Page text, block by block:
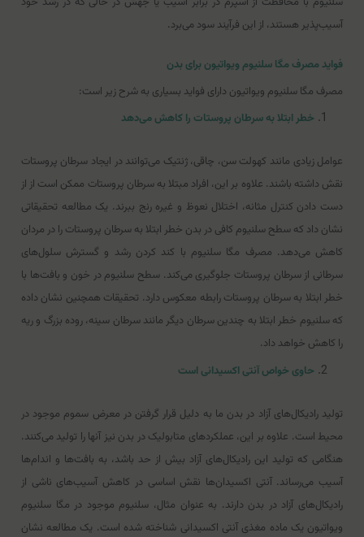
آسیب‌پذیر هستند، از این فرآیند سود می‌برد.
فواید مصرف مگا سلنیوم ویواتیون برای بدن
مصرف مگا سلنیوم ویواتیون دارای فواید بسیاری به شرح زیر است:
خطر ابتلا به سرطان پروستات را کاهش می‌دهد
عوامل زیادی مانند کهولت سن، چاقی، ژنتیک می‌توانند در ایجاد سرطان پروستات
نقش داشته باشند. علاوه بر این، افراد مبتلا به سرطان پروستات ممکن است از از
دست دادن کنترل مثانه، اختلال نعوظ و غیره رنج ببرند. یک مطالعه تحقیقاتی
نشان داد که سطح سلنیوم کافی در بدن خطر ابتلا به سرطان پروستات را در مردان
کاهش می‌دهد. مصرف مگا سلنیوم با کند کردن رشد و گسترش سلول‌های
سرطانی از سرطان پروستات جلوگیری می‌کند. سطح سلنیوم در خون و بافت‌ها با
خطر ابتلا به سرطان پروستات رابطه معکوس دارد. تحقیقات همچنین نشان داده
که سلنیوم خطر ابتلا به چندین سرطان دیگر مانند سرطان سینه، روده بزرگ و ریه
را کاهش خواهد داد.
حاوی خواص آنتی اکسیدانی است
تولید رادیکال‌های آزاد در بدن ما به دلیل قرار گرفتن در معرض سموم موجود در
محیط است. علاوه بر این، عملکردهای متابولیک در بدن نیز آنها را تولید می‌کنند.
هنگامی که تولید این رادیکال‌های آزاد بیش از حد باشد، به بافت‌ها و اندام‌ها
آسیب می‌رساند. آنتی اکسیدان‌ها نقش اساسی در کاهش آسیب‌های ناشی از
رادیکال‌های آزاد در بدن دارند. به عنوان مثال، سلنیوم موجود در مگا سلنیوم
ویواتیون یک ماده مغذی آنتی اکسیدانی شناخته شده است. یک مطالعه نشان